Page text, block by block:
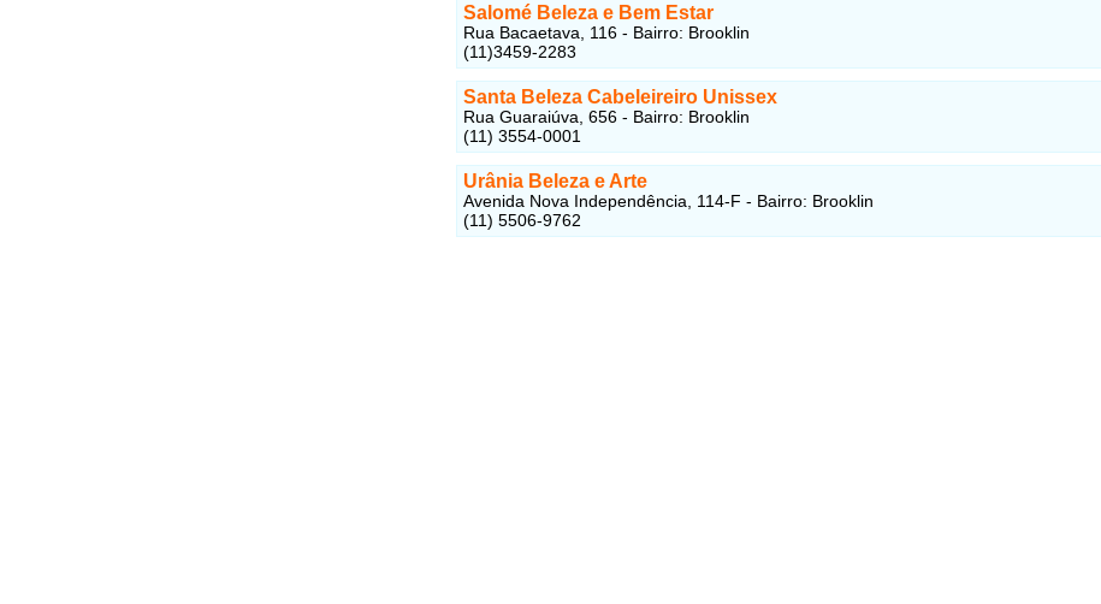
Salomé Beleza e Bem Estar
Rua Bacaetava, 116 - Bairro: Brooklin
(11)3459-2283
Santa Beleza Cabeleireiro Unissex
Rua Guaraiúva, 656 - Bairro: Brooklin
(11) 3554-0001
Urânia Beleza e Arte
Avenida Nova Independência, 114-F - Bairro: Brooklin
(11) 5506-9762